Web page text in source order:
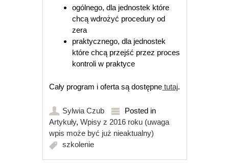
ogólnego, dla jednostek które
chcą wdrożyć procedury od
zera
praktycznego, dla jednostek
które chcą przejść przez proces
kontroli w praktyce
Cały program i oferta są dostępne tutaj.
Sylwia Czub
Posted in
Artykuły,Wpisy z 2016 roku (uwaga
wpis może być już nieaktualny)
szkolenie